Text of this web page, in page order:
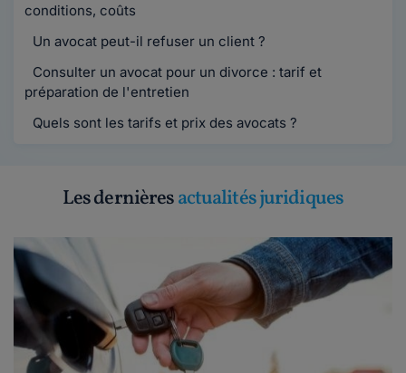
conditions, coûts
Un avocat peut-il refuser un client ?
Consulter un avocat pour un divorce : tarif et
préparation de l'entretien
Quels sont les tarifs et prix des avocats ?
Les dernièresactualités juridiques